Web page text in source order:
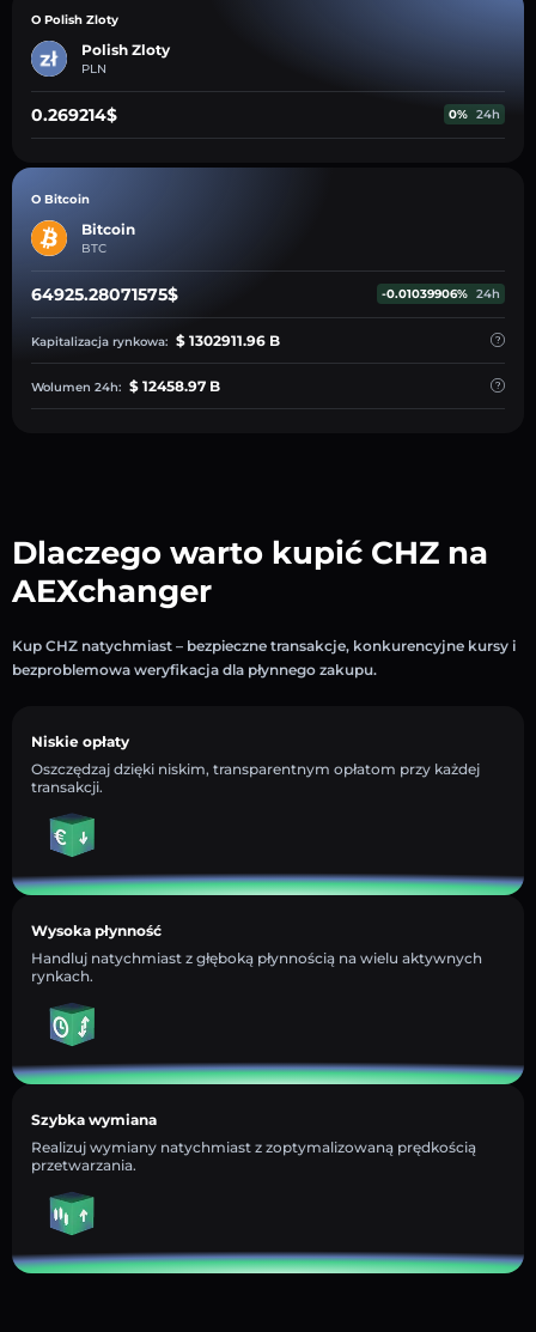
O Polish Zloty
Polish Zloty
PLN
0.269214$ 0% 24h
O Bitcoin
Bitcoin
BTC
64925.28071575$ -0.01039906% 24h
Kapitalizacja rynkowa: $ 1302911.96 B
Wolumen 24h: $ 12458.97 B
Dlaczego warto kupić CHZ na
AEXchanger
Kup CHZ natychmiast – bezpieczne transakcje, konkurencyjne kursy i
bezproblemowa weryfikacja dla płynnego zakupu.
Niskie opłaty
Oszczędzaj dzięki niskim, transparentnym opłatom przy każdej
transakcji.
Wysoka płynność
Handluj natychmiast z głęboką płynnością na wielu aktywnych
rynkach.
Szybka wymiana
Realizuj wymiany natychmiast z zoptymalizowaną prędkością
przetwarzania.